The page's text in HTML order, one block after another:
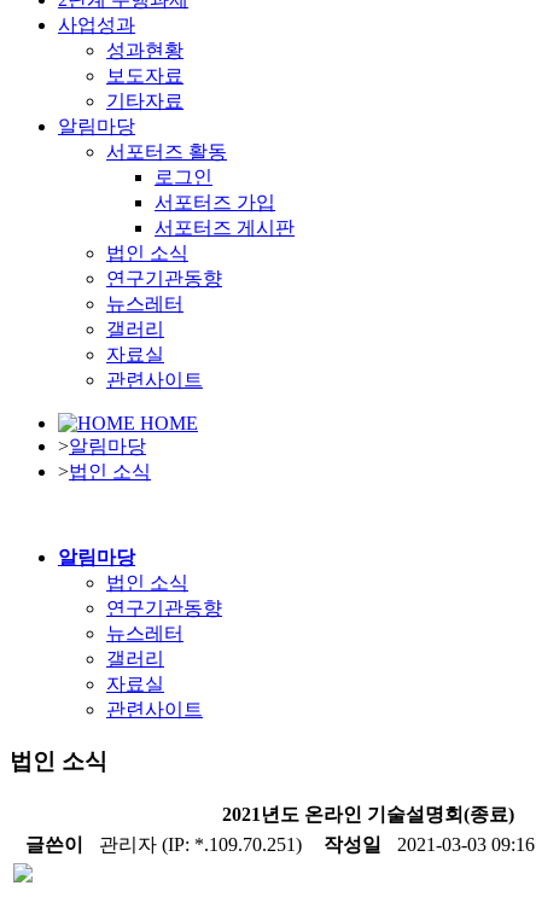
사업성과
성과현황
보도자료
기타자료
알림마당
서포터즈 활동
로그인
서포터즈 가입
서포터즈 게시판
법인 소식
연구기관동향
뉴스레터
갤러리
자료실
관련사이트
HOME
>알림마당
>법인 소식
알림마당
법인 소식
연구기관동향
뉴스레터
갤러리
자료실
관련사이트
법인 소식
2021년도 온라인 기술설명회(종료)
글쓴이
관리자 (IP: *.109.70.251) 작성일 2021-03-03 09:16